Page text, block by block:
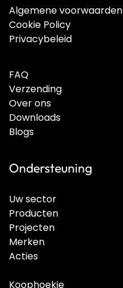
Algemene voorwaarden
Cookie Policy
Privacybeleid
FAQ
Verzending
Over ons
Downloads
Blogs
Ondersteuning
Uw sector
Producten
Projecten
Merken
Acties
Koophoekje